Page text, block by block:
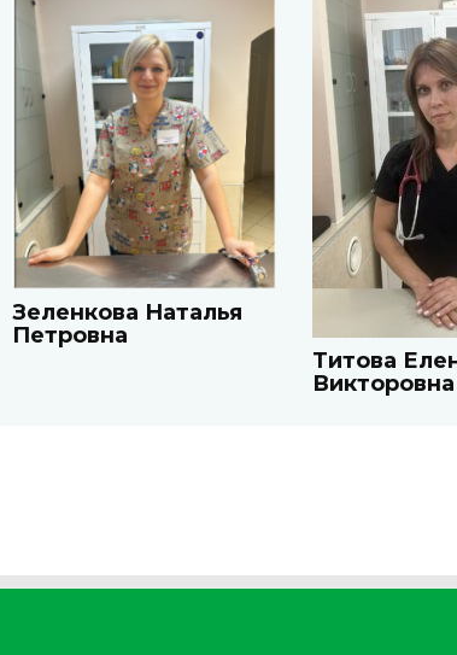
Зеленкова Наталья
Петровна
Титова
Викторовна